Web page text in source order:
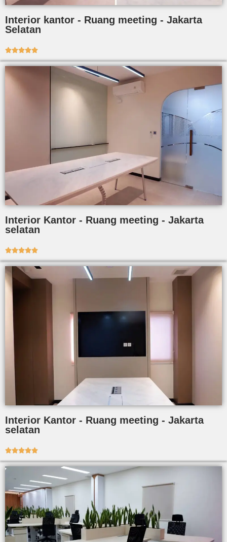
Interior kantor - Ruang meeting - Jakarta
Selatan

Interior Kantor - Ruang meeting - Jakarta
selatan

Interior Kantor - Ruang meeting - Jakarta
selatan
